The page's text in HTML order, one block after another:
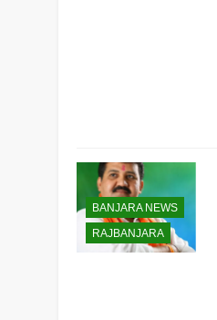
BANJARA NEWS
RAJBANJARA